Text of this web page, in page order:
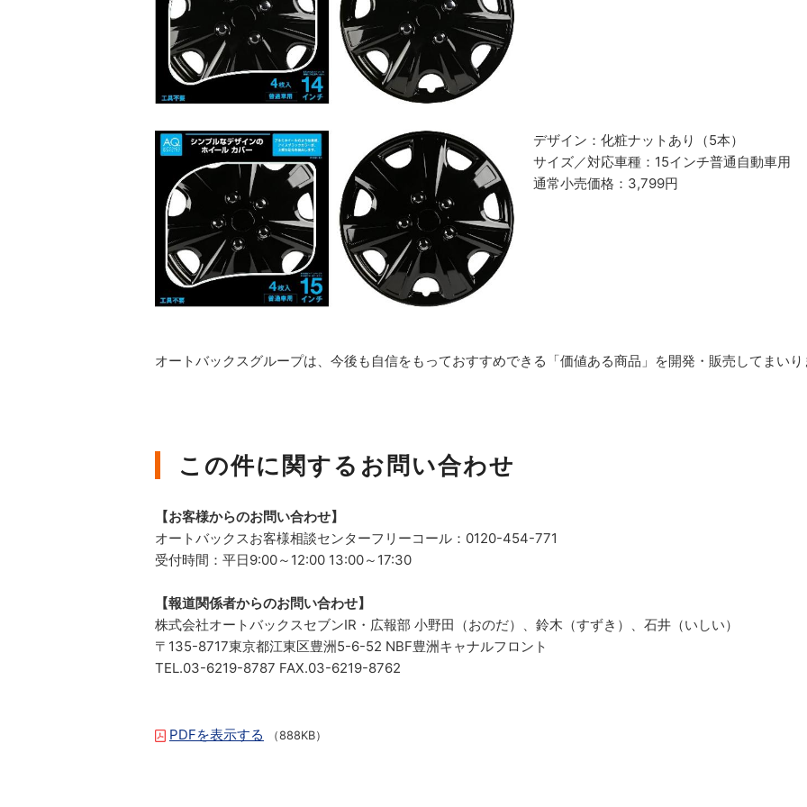
デザイン：化粧ナットあり（5本）
サイズ／対応車種：15インチ普通自動車用
通常小売価格：3,799円
オートバックスグループは、今後も自信をもっておすすめできる「価値ある商品」を開発・販売してまいり
この件に関するお問い合わせ
【お客様からのお問い合わせ】
オートバックスお客様相談センターフリーコール：0120-454-771
受付時間：平日9:00～12:00 13:00～17:30
【報道関係者からのお問い合わせ】
株式会社オートバックスセブンIR・広報部 小野田（おのだ）、鈴木（すずき）、石井（いしい）
〒135-8717東京都江東区豊洲5-6-52 NBF豊洲キャナルフロント
TEL.03-6219-8787 FAX.03-6219-8762
PDFを表示する （888KB）